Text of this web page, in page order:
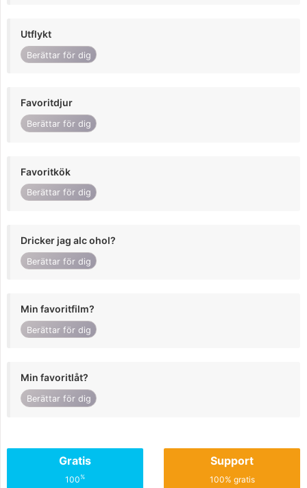
Utflykt
Berättar för dig
Favoritdjur
Berättar för dig
Favoritkök
Berättar för dig
Dricker jag alc ohol?
Berättar för dig
Min favoritfilm?
Berättar för dig
Min favoritlåt?
Berättar för dig
Gratis
100%
Support
100% gratis